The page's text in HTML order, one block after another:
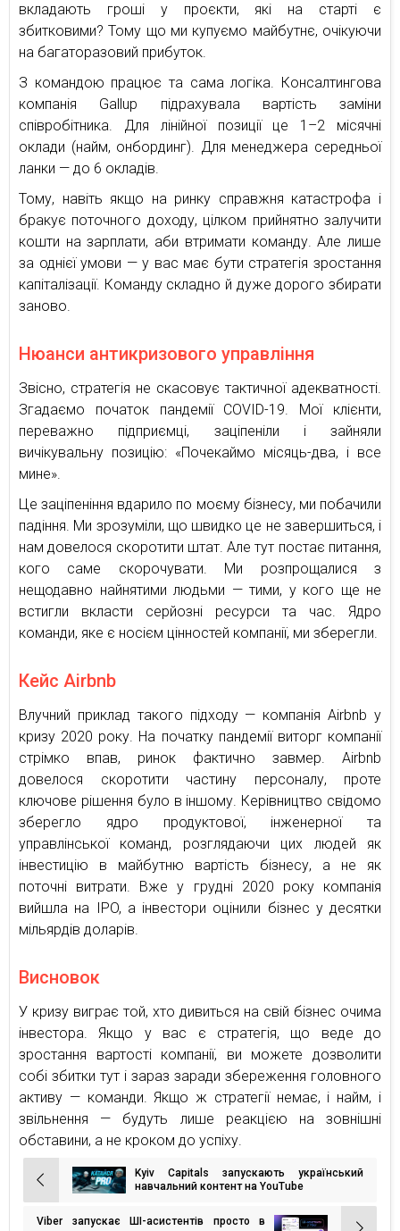
вкладають гроші у проєкти, які на старті є
збитковими? Тому що ми купуємо майбутнє, очікуючи
на багаторазовий прибуток.
З командою працює та сама логіка. Консалтингова
компанія Gallup підрахувала вартість заміни
співробітника. Для лінійної позиції це 1–2 місячні
оклади (найм, онбординг). Для менеджера середньої
ланки — до 6 окладів.
Тому, навіть якщо на ринку справжня катастрофа і
бракує поточного доходу, цілком прийнятно залучити
кошти на зарплати, аби втримати команду. Але лише
за однієї умови — у вас має бути стратегія зростання
капіталізації. Команду складно й дуже дорого збирати
заново.
Нюанси антикризового управління
Звісно, стратегія не скасовує тактичної адекватності.
Згадаємо початок пандемії COVID-19. Мої клієнти,
переважно підприємці, заціпеніли і зайняли
вичікувальну позицію: «Почекаймо місяць-два, і все
мине».
Це заціпеніння вдарило по моєму бізнесу, ми побачили
падіння. Ми зрозуміли, що швидко це не завершиться, і
нам довелося скоротити штат. Але тут постає питання,
кого саме скорочувати. Ми розпрощалися з
нещодавно найнятими людьми — тими, у кого ще не
встигли вкласти серйозні ресурси та час. Ядро
команди, яке є носієм цінностей компанії, ми зберегли.
Кейс Airbnb
Влучний приклад такого підходу — компанія Airbnb у
кризу 2020 року. На початку пандемії виторг компанії
стрімко впав, ринок фактично завмер. Airbnb
довелося скоротити частину персоналу, проте
ключове рішення було в іншому. Керівництво свідомо
зберегло ядро продуктової, інженерної та
управлінської команд, розглядаючи цих людей як
інвестицію в майбутню вартість бізнесу, а не як
поточні витрати. Вже у грудні 2020 року компанія
вийшла на IPO, а інвестори оцінили бізнес у десятки
мільярдів доларів.
Висновок
У кризу виграє той, хто дивиться на свій бізнес очима
інвестора. Якщо у вас є стратегія, що веде до
зростання вартості компанії, ви можете дозволити
собі збитки тут і зараз заради збереження головного
активу — команди. Якщо ж стратегії немає, і найм, і
звільнення — будуть лише реакцією на зовнішні
обставини, а не кроком до успіху.
Навігація
записів
Kyiv Capitals запускають український
навчальний контент на YouTube
Viber запускає ШІ-асистентів просто в